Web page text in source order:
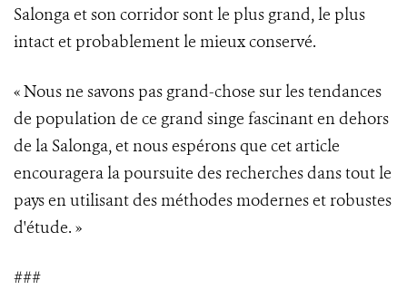
Salonga et son corridor sont le plus grand, le plus
intact et probablement le mieux conservé.
« Nous ne savons pas grand-chose sur les tendances
de population de ce grand singe fascinant en dehors
de la Salonga, et nous espérons que cet article
encouragera la poursuite des recherches dans tout le
pays en utilisant des méthodes modernes et robustes
d'étude. »
###